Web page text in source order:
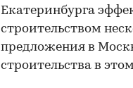
Екатеринбурга
строительством
предложения в
строительства в